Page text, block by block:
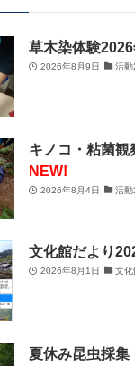
(27)
(20)
(29)
(26)
(22)
(16)
(13)
(9)
(9)
(12)
(2)
(39)
草木染体験2026
2026年8月9日 活
キノコ・粘菌観
NEW!
2026年8月4日 活
文化館だより
2026年8月1日 文
夏休み昆虫採